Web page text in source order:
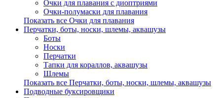
Очки для плавания с диоптриями
Очки-полумаски для плавания
Показать все Очки для плавания
Перчатки, боты, носки, шлемы, аквашузы
Боты
Носки
Перчатки
Тапки для кораллов, аквашузы
Шлемы
Показать все Перчатки, боты, носки, шлемы, аквашузы
Подводные буксировщики